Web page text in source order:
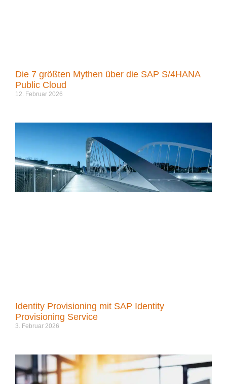
Die 7 größten Mythen über die SAP S/4HANA
Public Cloud
12. Februar 2026
Identity Provisioning mit SAP Identity
Provisioning Service
3. Februar 2026